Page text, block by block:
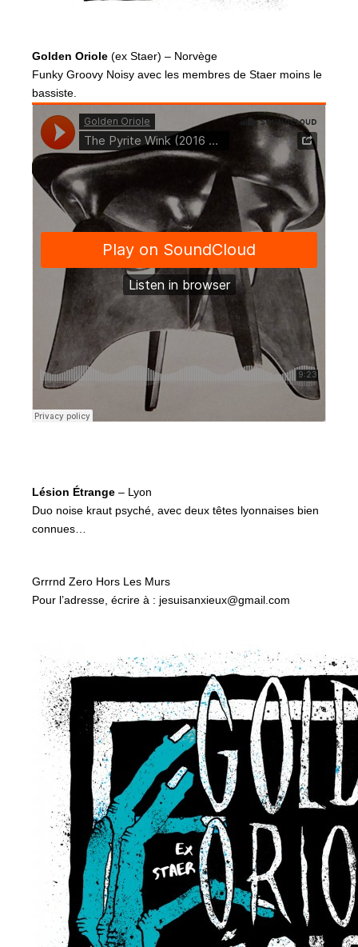
Golden Oriole (ex Staer) – Norvège
Funky Groovy Noisy avec les membres de Staer moins le
bassiste.
Lésion Étrange – Lyon
Duo noise kraut psyché, avec deux têtes lyonnaises bien
connues…
Grrrnd Zero Hors Les Murs
Pour l’adresse, écrire à : jesuisanxieux@gmail.com